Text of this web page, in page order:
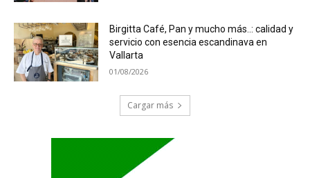
Birgitta Café, Pan y mucho más..: calidad y
servicio con esencia escandinava en
Vallarta
01/08/2026
Cargar más